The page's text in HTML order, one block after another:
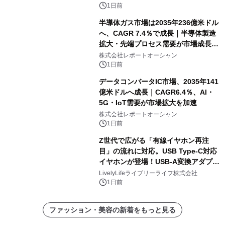
1日前
半導体ガス市場は2035年236億米ドル
へ、CAGR 7.4％で成長｜半導体製造
拡大・先端プロセス需要が市場成長を
加速
株式会社レポートオーシャン
1日前
データコンバータIC市場、2035年141
億米ドルへ成長｜CAGR6.4％、AI・
5G・IoT需要が市場拡大を加速
株式会社レポートオーシャン
1日前
Z世代で広がる「有線イヤホン再注
目」の流れに対応。USB Type-C対応
イヤホンが登場！USB-A変換アダプタ
ー付きでスマホからパソコンまで幅広
く活用可能
LivelyLifeライブリーライフ株式会社
1日前
ファッション・美容の新着をもっと見る